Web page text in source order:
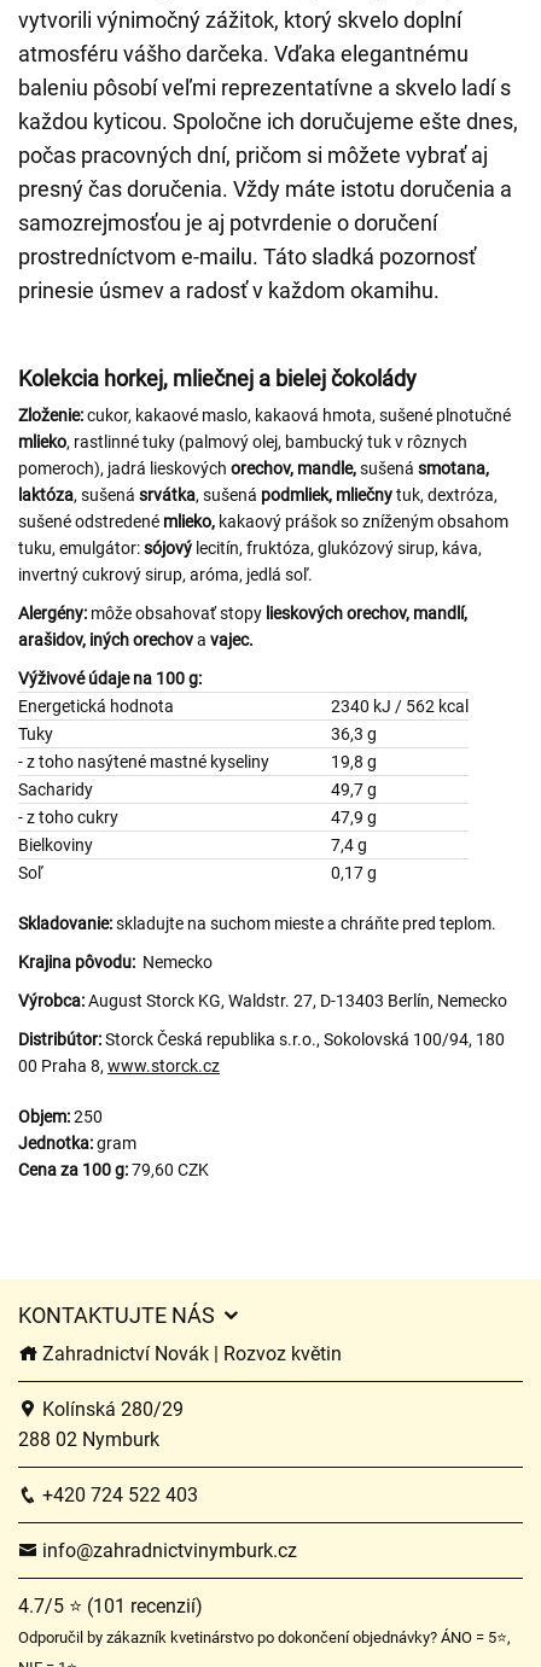
vytvorili výnimočný zážitok, ktorý skvelo doplní
atmosféru vášho darčeka. Vďaka elegantnému
baleniu pôsobí veľmi reprezentatívne a skvelo ladí s
každou kyticou. Spoločne ich doručujeme ešte dnes,
počas pracovných dní, pričom si môžete vybrať aj
presný čas doručenia. Vždy máte istotu doručenia a
samozrejmosťou je aj potvrdenie o doručení
prostredníctvom e-mailu. Táto sladká pozornosť
prinesie úsmev a radosť v každom okamihu.
Kolekcia horkej, mliečnej a bielej čokolády
Zloženie:cukor, kakaové maslo, kakaová hmota, sušené plnotučné
mlieko, rastlinné tuky (palmový olej, bambucký tuk v rôznych
pomeroch), jadrá lieskových orechov, mandle,sušená smotana,
laktóza, sušená srvátka, sušená podmliek, mliečnytuk, dextróza,
sušené odstredené mlieko, kakaový prášok so zníženým obsahom
tuku, emulgátor:sójový lecitín, fruktóza, glukózový sirup, káva,
invertný cukrový sirup, aróma, jedlá soľ.
Alergény: môže obsahovať stopy lieskových orechov, mandlí,
arašidov, iných orechova vajec.
Výživové údaje na 100 g:
Energetická hodnota
2340 kJ / 562 kcal
Tuky
36,3 g
- z toho nasýtené mastné kyseliny 19,8 g
Sacharidy
49,7 g
- z toho cukry
47,9 g
Bielkoviny
7,4 g
Soľ
0,17 g
Skladovanie:skladujte na suchom mieste a chráňte pred teplom.
Krajina pôvodu: Nemecko
Výrobca:August Storck KG, Waldstr. 27, D-13403 Berlín, Nemecko
Distribútor:Storck Česká republika s.r.o., Sokolovská 100/94, 180
00 Praha 8, www.storck.cz
Objem:250
Jednotka:gram
Cena za 100 g:79,60 CZK
KONTAKTUJTE NÁS
Zahradnictví Novák | Rozvoz květin
Kolínská 280/29
288 02 Nymburk
+420 724 522 403
info@zahradnictvinymburk.cz
4.7/5 ⭐ (101 recenzií)
Odporučil by zákazník kvetinárstvo po dokončení objednávky? ÁNO = 5⭐,